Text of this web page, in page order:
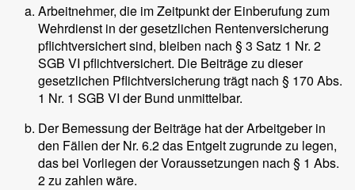
Arbeitnehmer, die im Zeitpunkt der Einberufung zum
Wehrdienst in der gesetzlichen Rentenversicherung
pflichtversichert sind, bleiben nach § 3 Satz 1 Nr. 2
SGB VI pflichtversichert. Die Beiträge zu dieser
gesetzlichen Pflichtversicherung trägt nach § 170 Abs.
1 Nr. 1 SGB VI der Bund unmittelbar.
Der Bemessung der Beiträge hat der Arbeitgeber in
den Fällen der Nr. 6.2 das Entgelt zugrunde zu legen,
das bei Vorliegen der Voraussetzungen nach § 1 Abs.
2 zu zahlen wäre.